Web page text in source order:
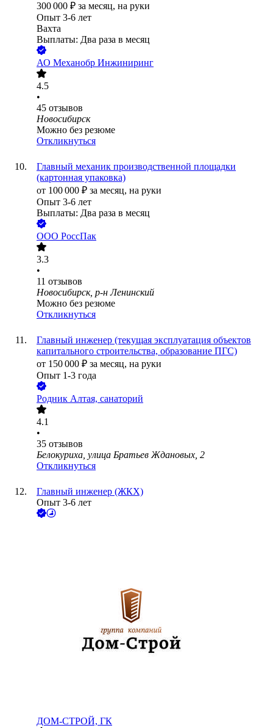
300 000 ₽ за месяц, на руки
Опыт 3-6 лет
Вахта
Выплаты: Два раза в месяц
АО Механобр Инжиниринг
4.5
•
45 отзывов
Новосибирск
Можно без резюме
Откликнуться
Главный механик производственной площадки
(картонная упаковка)
от 100 000 ₽ за месяц, на руки
Опыт 3-6 лет
Выплаты: Два раза в месяц
ООО РоссПак
3.3
•
11 отзывов
Новосибирск, р-н Ленинский
Можно без резюме
Откликнуться
Главный инженер (текущая эксплуатация объектов
капитального строительства, образование ПГС)
от 150 000 ₽ за месяц, на руки
Опыт 1-3 года
Родник Алтая, санаторий
4.1
•
35 отзывов
Белокуриха, улица Братьев Ждановых, 2
Откликнуться
Главный инженер (ЖКХ)
Опыт 3-6 лет
ДОМ-СТРОЙ, ГК